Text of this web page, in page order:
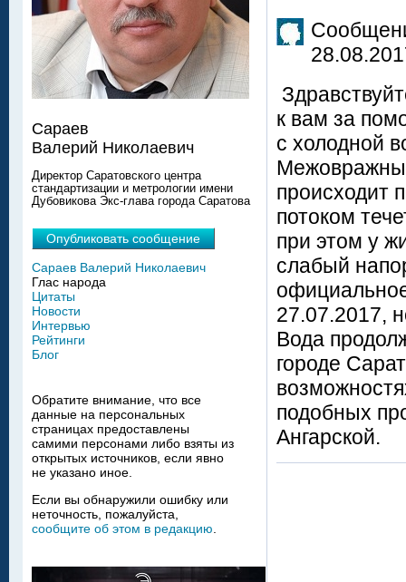
к вам за
с холодной
происходит
потоком
при этом у
слабый
27.07.2017,
Вода
городе
подобных
Ангарской.
Сараев
Валерий Николаевич
Директор Саратовского центра
стандартизации и метрологии имени
Дубовикова Экс-глава города Саратова
Опубликовать сообщение
Сараев Валерий Николаевич
Глас народа
Цитаты
Новости
Интервью
Рейтинги
Блог
Обратите внимание, что все
данные на персональных
страницах предоставлены
самими персонами либо взяты из
открытых источников, если явно
не указано иное.
Если вы обнаружили ошибку или
неточность, пожалуйста,
сообщите об этом в редакцию